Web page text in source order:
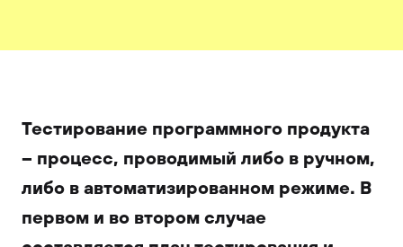
Тестирование программного продукта
– процесс, проводимый либо в ручном,
либо в автоматизированном режиме. В
первом и во втором случае